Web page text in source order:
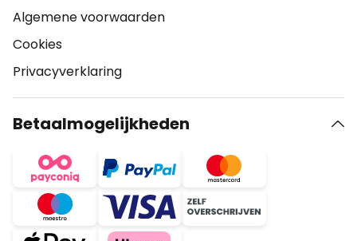
Algemene voorwaarden
Cookies
Privacyverklaring
Betaalmogelijkheden